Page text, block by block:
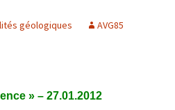
géologiques AVG85
» – 27.01.2012